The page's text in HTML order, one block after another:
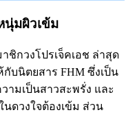
มผิวเข้ม
กวงโปรเจ็คเอช ล่าสุด
บนิตยสาร FHM ซึ่งเป็น
ามเป็นสาวสะพรั่ง และ
นดวงใจต้องเข้ม ส่วน